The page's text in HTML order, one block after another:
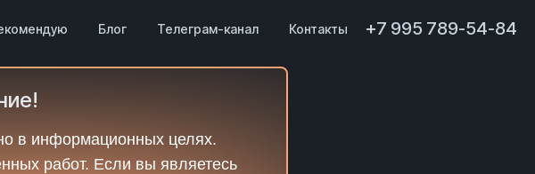
Блог Телеграм-канал Контакты +7 995 789-54-84
в информационных целях.
работ. Если вы являетесь